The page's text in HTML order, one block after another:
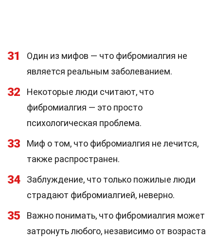
31
Один из мифов — что фибромиалгия не
является реальным заболеванием.
32
Некоторые люди считают, что
фибромиалгия — это просто
психологическая проблема.
33
Миф о том, что фибромиалгия не лечится,
также распространен.
34
Заблуждение, что только пожилые люди
страдают фибромиалгией, неверно.
35
Важно понимать, что фибромиалгия может
затронуть любого, независимо от возраста